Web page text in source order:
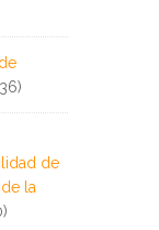
de
la